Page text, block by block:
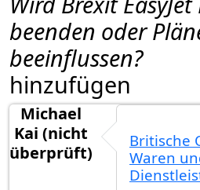
beenden oder
beeinflussen?
hinzufügen
Michael
Kai (nicht
überprüft)
Britische
Waren